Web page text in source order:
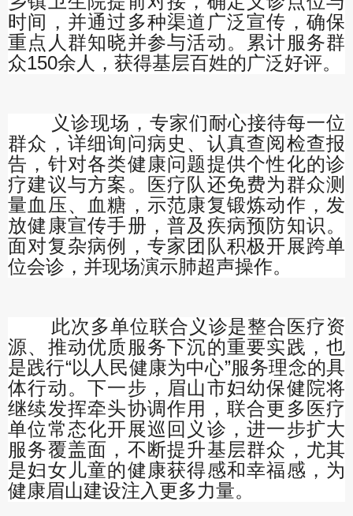
时间，并通过多种渠道广泛宣传，确保
重点人群知晓并参与活动。累计服务群
众150余人，获得基层百姓的广泛好评。
义诊现场，专家们耐心接待每一位
群众，详细询问病史、认真查阅检查报
告，针对各类健康问题提供个性化的诊
疗建议与方案。医疗队还免费为群众测
量血压、血糖，示范康复锻炼动作，发
放健康宣传手册，普及疾病预防知识。
面对复杂病例，专家团队积极开展跨单
位会诊，并现场演示肺超声操作。
此次多单位联合义诊是整合医疗资
源、推动优质服务下沉的重要实践，也
是践行“以人民健康为中心”服务理念的具
体行动。下一步，眉山市妇幼保健院将
继续发挥牵头协调作用，联合更多医疗
单位常态化开展巡回义诊，进一步扩大
服务覆盖面，不断提升基层群众，尤其
是妇女儿童的健康获得感和幸福感，为
健康眉山建设注入更多力量。